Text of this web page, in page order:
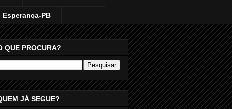
Esperança-PB
QUE PROCURA?
JÁ SEGUE?